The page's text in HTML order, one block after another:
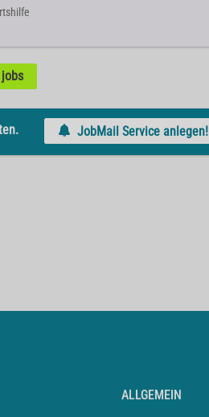
jobs
JobMail Service anlegen!
ALLGEMEIN